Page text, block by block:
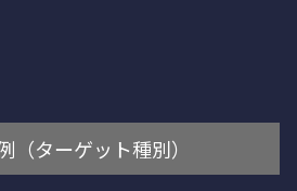
（ターゲット種別）